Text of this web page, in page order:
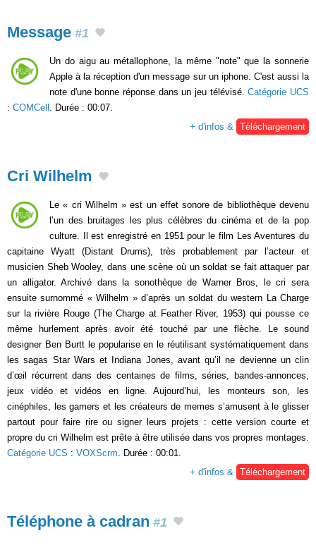
Message #1
Un do aigu au métallophone, la même "note" que la sonnerie
Apple à la réception d'un message sur un iphone. C'est aussi la
note d'une bonne réponse dans un jeu télévisé.Catégorie UCS
: COMCell
. Durée : 00:07.
+ d'infos &
Téléchargement
Cri Wilhelm
Le « cri Wilhelm » est un effet sonore de bibliothèque devenu
l’un des bruitages les plus célèbres du cinéma et de la pop
culture. Il est enregistré en 1951 pour le film Les Aventures du
capitaine Wyatt (Distant Drums), très probablement par l’acteur et
musicien Sheb Wooley, dans une scène où un soldat se fait attaquer par
un alligator. Archivé dans la sonothèque de Warner Bros, le cri sera
ensuite surnommé « Wilhelm » d’après un soldat du western La Charge
sur la rivière Rouge (The Charge at Feather River, 1953) qui pousse ce
même hurlement après avoir été touché par une flèche. Le sound
designer Ben Burtt le popularise en le réutilisant systématiquement dans
les sagas Star Wars et Indiana Jones, avant qu’il ne devienne un clin
d’œil récurrent dans des centaines de films, séries, bandes-annonces,
jeux vidéo et vidéos en ligne. Aujourd’hui, les monteurs son, les
cinéphiles, les gamers et les créateurs de memes s’amusent à le glisser
partout pour faire rire ou signer leurs projets : cette version courte et
propre du cri Wilhelm est prête à être utilisée dans vos propres montages.
Catégorie UCS : VOXScrm . Durée : 00:01.
+ d'infos &
Téléchargement
Téléphone à cadran #1